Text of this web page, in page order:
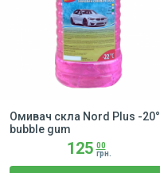
Омивач скла Nord Plus -20°
bubble gum
125 00
грн.